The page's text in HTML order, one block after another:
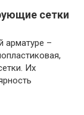
сетки
арматуре –
Их